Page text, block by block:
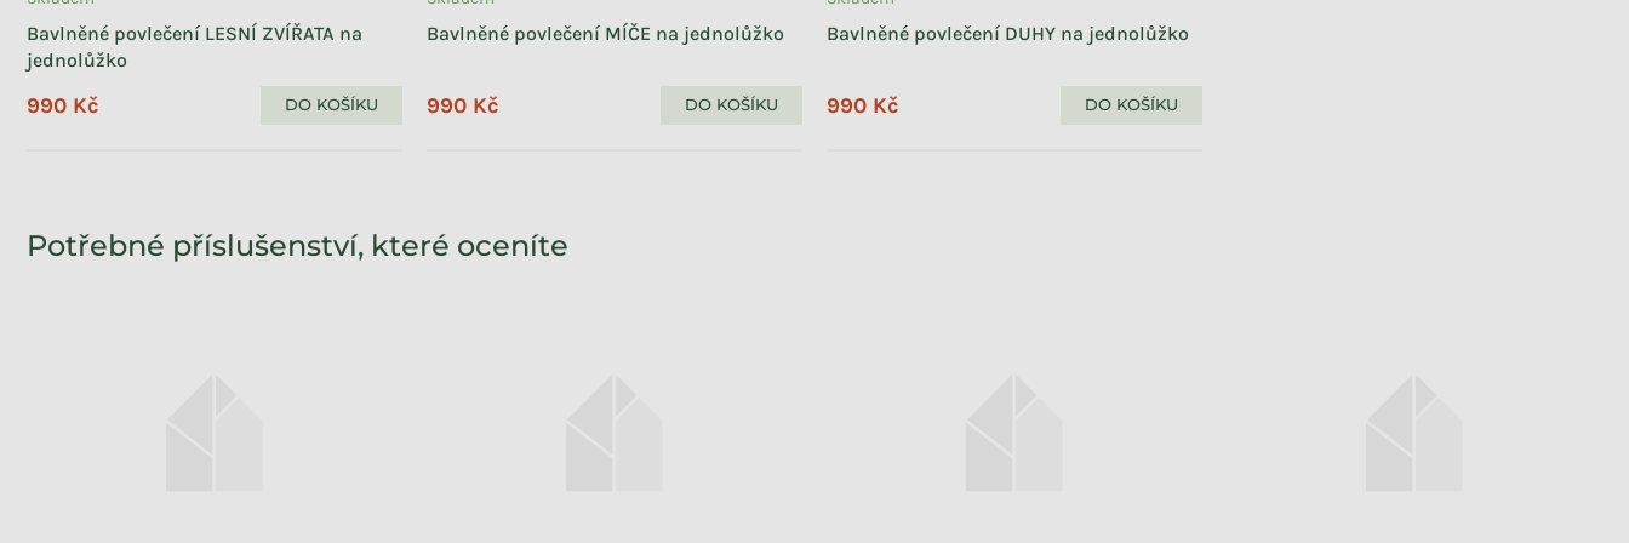
Bavlněné povlečení LESNÍ ZVÍŘATA na
jednolůžko
990 Kč DO KOŠÍKU
Bavlněné povlečení MÍČE na jednolůžko
990 Kč DO KOŠÍKU
Bavlněné povlečení DUHY na jednolůžko
990 Kč DO KOŠÍKU
Potřebné příslušenství, které oceníte